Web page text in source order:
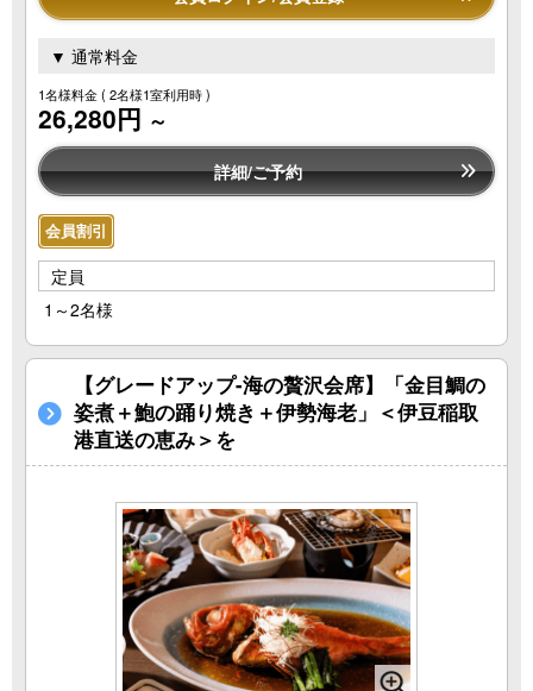
▼ 通常料金
1名様料金( 2名様1室利用時 )
26,280円 ～
詳細/ご予約
会員割引
定員
1～2名様
【グレードアップ-海の贅沢会席】「金目鯛の
姿煮＋鮑の踊り焼き＋伊勢海老」＜伊豆稲取
港直送の恵み＞を